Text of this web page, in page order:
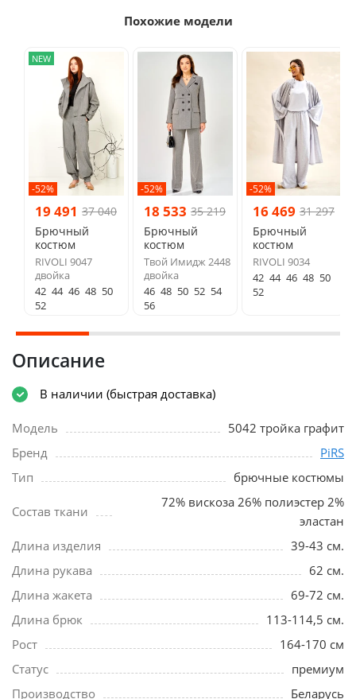
Похожие модели
NEW
-52%
19 491 37 040
Брючный
костюм
RIVOLI 9047
двойка
42 44 46 48 50
52
-52%
18 533 35 219
Брючный
костюм
Твой Имидж 2448
двойка
46 48 50 52 54
56
-52%
16 469 31 297
Брючный
костюм
RIVOLI 9034
42 44 46 48 50
52
Описание
В наличии (быстрая доставка)
Модель
5042 тройка графит
Бренд
PiRS
Тип
брючные костюмы
Состав ткани
72% вискоза 26% полиэстер 2%
эластан
Длина изделия
39-43 см.
Длина рукава
62 см.
Длина жакета
69-72 см.
Длина брюк
113-114,5 см.
Рост
164-170 см
Статус
премиум
Производство
Беларусь